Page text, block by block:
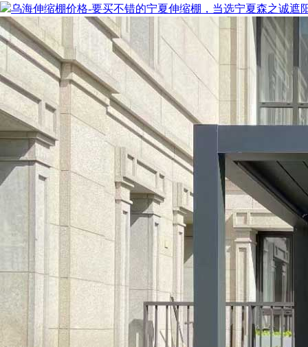
乌海伸缩棚价格-要买不错的宁夏伸缩棚，当选宁夏森之诚遮